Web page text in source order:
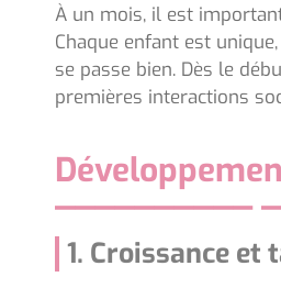
À un mois, il est
Chaque enfant est
se passe bien. Dès le
premières interactions
1. Croissance et